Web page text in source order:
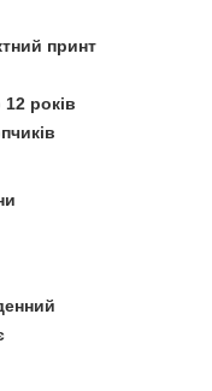
принт
років